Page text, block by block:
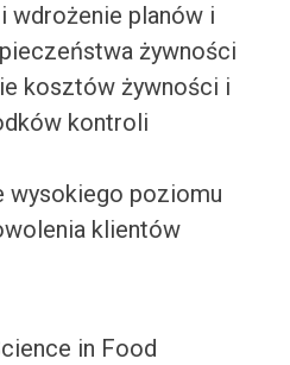
wdrożenie planów i
żywności
kosztów żywności i
kontroli
wysokiego poziomu
klientów
in Food